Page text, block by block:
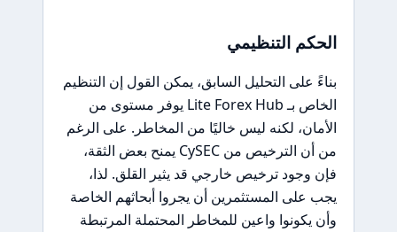
الحكم التنظيمي
بناءً على التحليل السابق، يمكن القول إن التنظيم
الخاص بـ Lite Forex Hub يوفر مستوى من
الأمان، لكنه ليس خاليًا من المخاطر. على الرغم
من أن الترخيص من CySEC يمنح بعض الثقة،
فإن وجود ترخيص خارجي قد يثير القلق. لذا،
يجب على المستثمرين أن يجروا أبحاثهم الخاصة
وأن يكونوا واعين للمخاطر المحتملة المرتبطة